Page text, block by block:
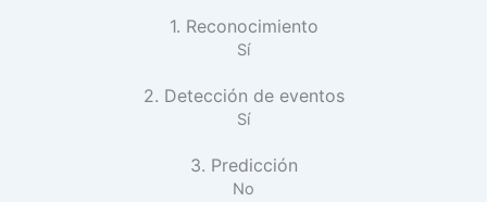
1. Reconocimiento
Sí
2. Detección de eventos
Sí
3. Predicción
No